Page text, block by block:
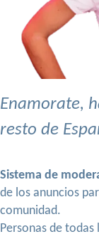
Enamorate,
resto de
Sistema de
de los anuncios
comunidad.
Personas de